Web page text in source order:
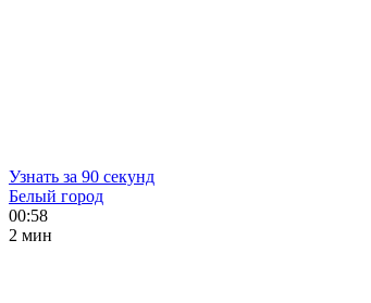
Узнать за 90 секунд
Белый город
00:58
2 мин